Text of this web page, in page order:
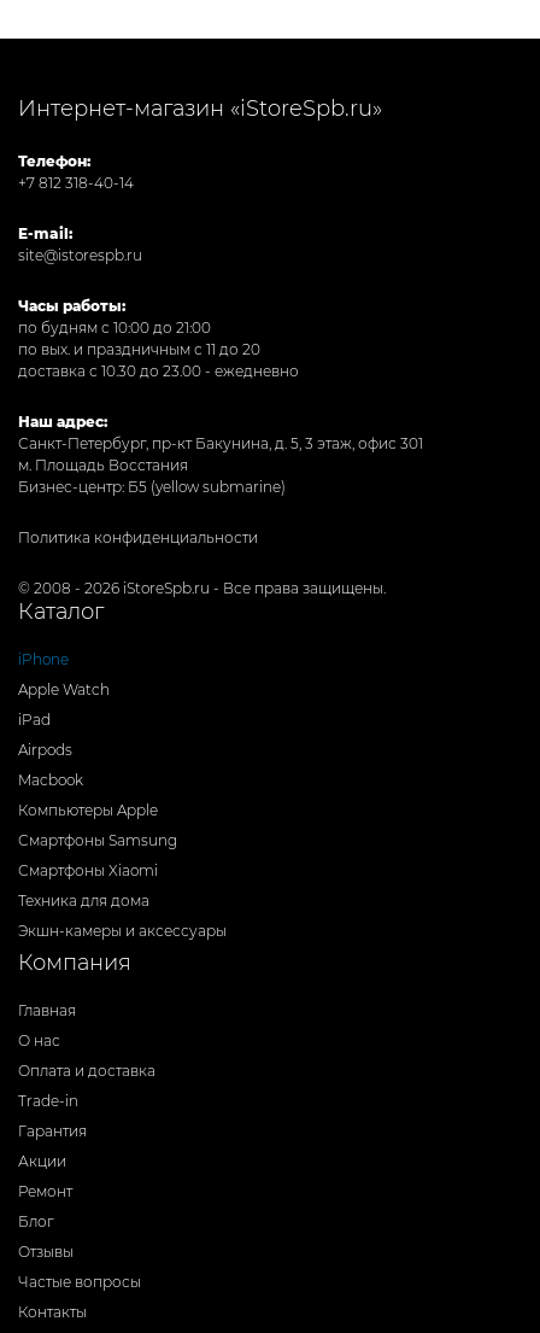
Интернет-магазин «iStoreSpb.ru»
Телефон:
+7 812 318-40-14
E-mail:
site@istorespb.ru
Часы работы:
по будням с 10:00 до 21:00
по вых. и праздничным с 11 до 20
доставка с 10.30 до 23.00 - ежедневно
Наш адрес:
Санкт-Петербург, пр-кт Бакунина, д. 5, 3 этаж, офис 301
м. Площадь Восстания
Бизнес-центр: Б5 (yellow submarine)
Политика конфиденциальности
© 2008 - 2026 iStoreSpb.ru - Все права защищены.
Каталог
iPhone
Apple Watch
iPad
Airpods
Macbook
Компьютеры Apple
Смартфоны Samsung
Смартфоны Xiaomi
Техника для дома
Экшн-камеры и аксессуары
Компания
Главная
О нас
Оплата и доставка
Trade-in
Гарантия
Акции
Ремонт
Блог
Отзывы
Частые вопросы
Контакты